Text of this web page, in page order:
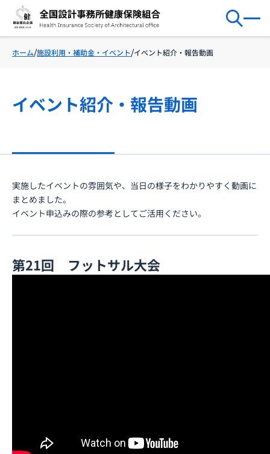
ホーム 施設利用・補助金・イベント イベント紹介・報告動画
イベント紹介・報告動画
実施したイベントの雰囲気や、当日の様子をわかりやすく動画に
まとめました。
イベント申込みの際の参考としてご活用ください。
第21回 フットサル大会